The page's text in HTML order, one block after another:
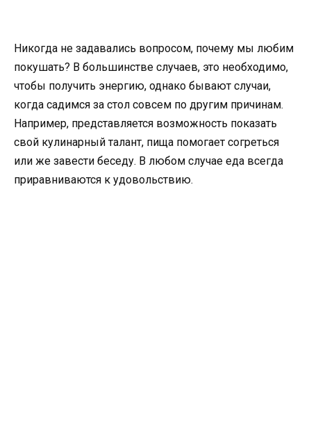
Никогда не задавались вопросом, почему мы любим
покушать? В большинстве случаев, это необходимо,
чтобы получить энергию, однако бывают случаи,
когда садимся за стол совсем по другим причинам.
Например, представляется возможность показать
свой кулинарный талант, пища помогает согреться
или же завести беседу. В любом случае еда всегда
приравниваются к удовольствию.